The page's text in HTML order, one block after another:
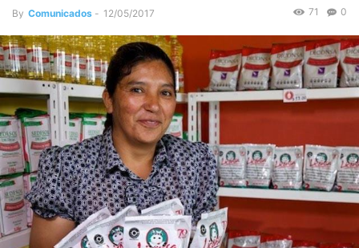
By Comunicados - 12/05/2017 0
71